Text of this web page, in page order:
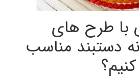
با طرح‌ های
دستبند مناسب